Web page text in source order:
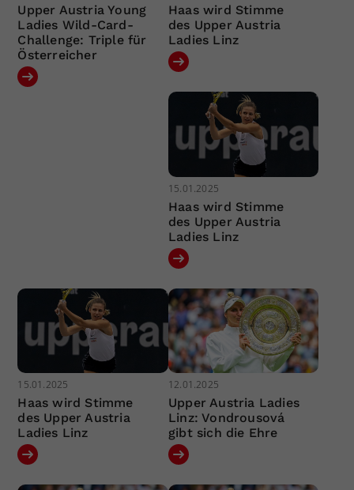
Upper Austria Young
Ladies Wild-Card-
Challenge: Triple für
Österreicher
Haas wird Stimme
des Upper Austria
Ladies Linz
15.01.2025
Haas wird Stimme
des Upper Austria
Ladies Linz
15.01.2025
Haas wird Stimme
des Upper Austria
Ladies Linz
12.01.2025
Upper Austria Ladies
Linz: Vondrousová
gibt sich die Ehre